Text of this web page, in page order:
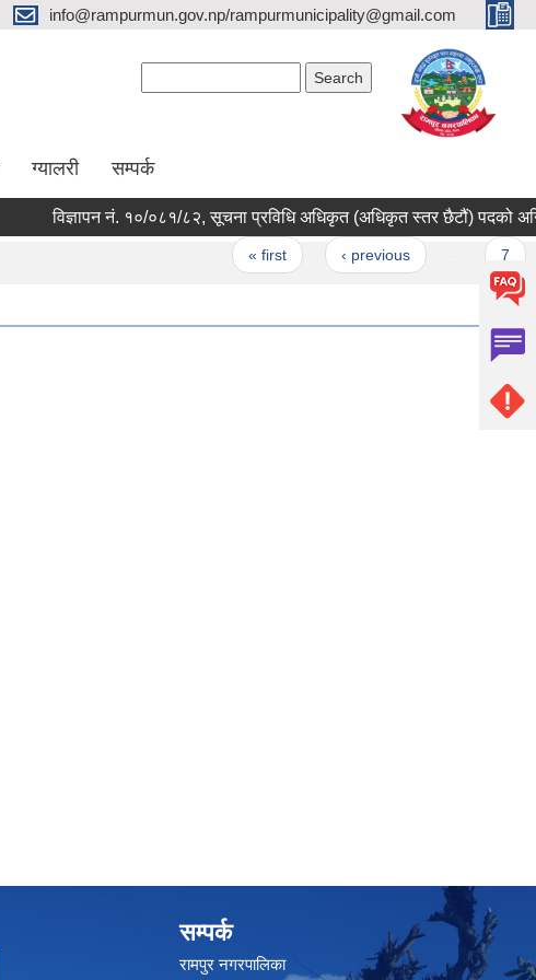
info@rampurmun.gov.np/rampurmunicipality@gmail.com
ग्यालरी सम्पर्क
विज्ञापन नं. १०/०८१/८२, सूचना प्रविधि अधिकृत (अधिकृत स्तर छैटौं) पदको
« first ‹ previous
सम्पर्क
रामपुर नगरपालिका